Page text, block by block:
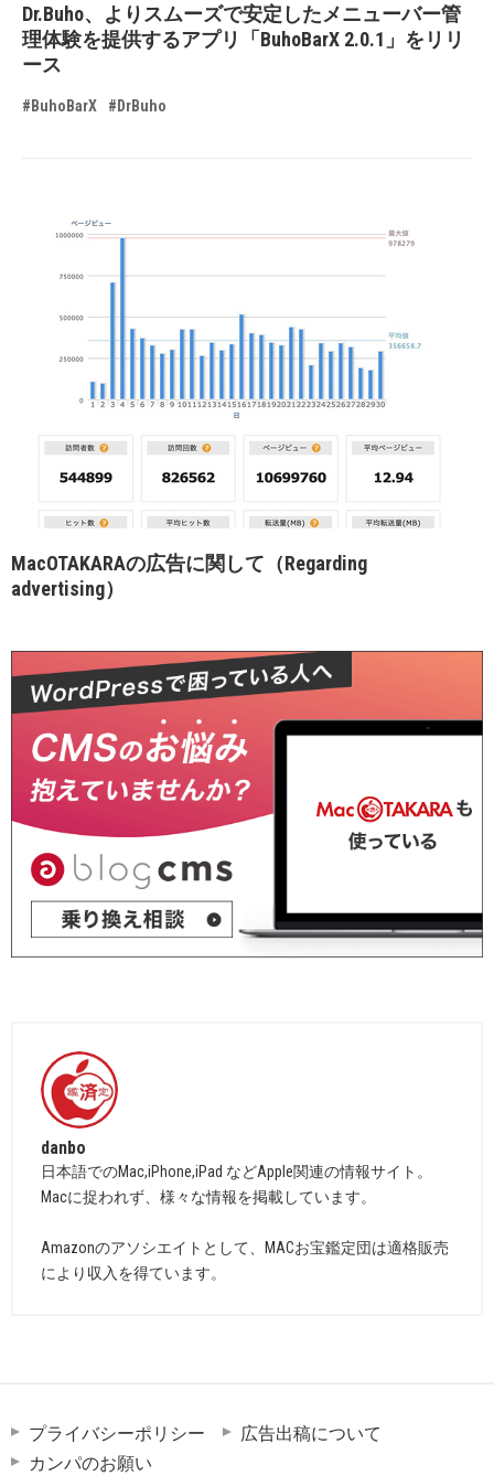
Dr.Buho、よりスムーズで安定したメニューバー管
理体験を提供するアプリ「BuhoBarX 2.0.1」をリリ
ース
#BuhoBarX #DrBuho
MacOTAKARAの広告に関して（Regarding
advertising）
danbo
日本語でのMac,iPhone,iPad などApple関連の情報サイト。
Macに捉われず、様々な情報を掲載しています。
Amazonのアソシエイトとして、MACお宝鑑定団は適格販売
により収入を得ています。
プライバシーポリシー
広告出稿について
カンパのお願い